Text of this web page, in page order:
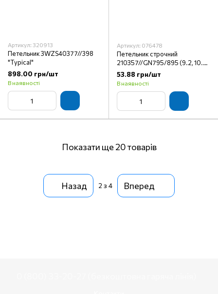
Артикул: 320913
Петельник 3WZS40377//398
"Typical"
898.00 грн/шт
В наявності
Артикул: 076478
Петельник строчний
210357//GN795/895 (9.2, 10.2)
"Typical"
53.88 грн/шт
В наявності
Показати ще 20 товарів
Назад 2 з 4 Вперед